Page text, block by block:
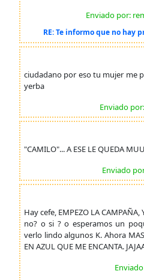
Enviado por:
RE: Te informo que no hay
ciudadano por eso tu mujer me
yerba
Enviado
"CAMILO"... A ESE LE QUEDA
Enviado
Hay cefe, EMPEZO LA
no? o si ? o esperamos un
verlo lindo algunos K. Ahora
EN AZUL QUE ME ENCANTA.